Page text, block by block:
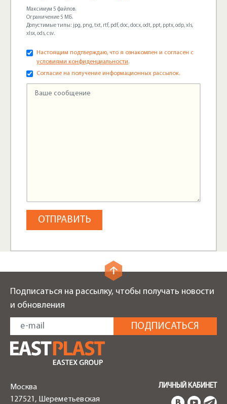
Максимум 5 файлов.
Ограничение 5 МБ.
Допустимые типы: jpg, png, txt, rtf, pdf, doc, docx, odt, ppt, pptx, odp, xls,
xlsx, ods, csv.
Настоящим подтверждаю, что я ознакомлен и согласен с
условиями конфиденциальности.
Согласие на получение информационных рассылок.
Подписаться на рассылку, чтобы получать новости
и обновления
Москва
127521, Шереметьевская
ЛИЧНЫЙ КАБИНЕТ